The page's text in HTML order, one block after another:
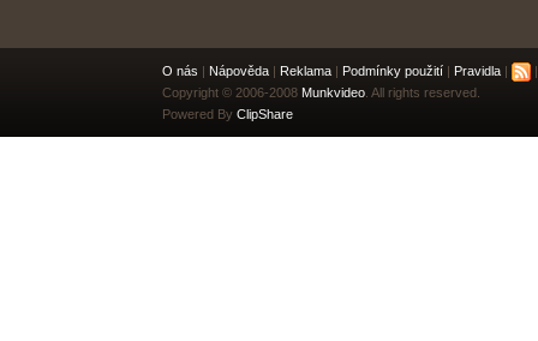
O nás | Nápověda | Reklama | Podmínky použití | Pravidla |
Copyright © 2006-2008 Munkvideo . All rights reserved.
Powered By ClipShare